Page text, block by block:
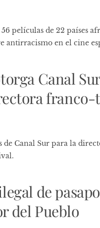
películas de 22 países
antirracismo en el cine
Canal
de Canal Sur para la
de
del Pueblo